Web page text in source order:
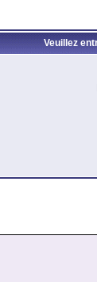
Veuillez